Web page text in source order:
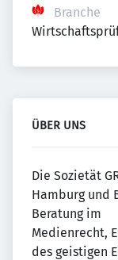
Branche
ÜBER UNS
Die Sozietät
Hamburg und
Beratung im
Medienrecht,
des geistigen